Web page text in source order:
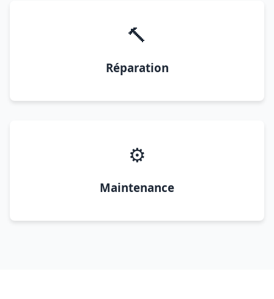
🔨
Réparation
⚙️
Maintenance